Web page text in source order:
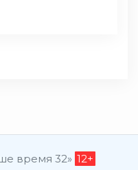
время 32» 12+